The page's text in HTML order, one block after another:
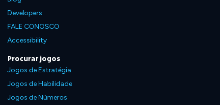
Developers
FALE CONOSCO
Accessibility
Procurar jogos
Jogos de Estratégia
Jogos de Habilidade
Jogos de Números